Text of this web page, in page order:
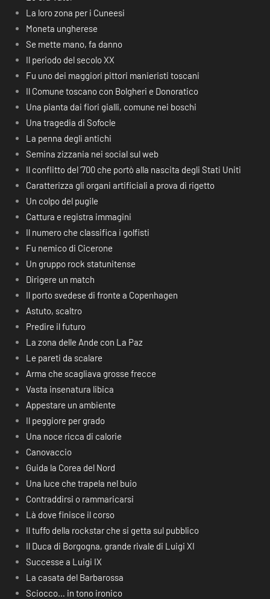
La loro zona per i Cuneesi
Moneta ungherese
Se mette mano, fa danno
Il periodo del secolo XX
Fu uno dei maggiori pittori manieristi toscani
Il Comune toscano con Bolgheri e Donoratico
Una pianta dai fiori gialli, comune nei boschi
Una tragedia di Sofocle
La penna degli antichi
Semina zizzania nei social sul web
Il conflitto del ‘700 che portò alla nascita degli Stati Uniti
Caratterizza gli organi artificiali a prova di rigetto
Un colpo del pugile
Cattura e registra immagini
Il numero che classifica i golfisti
Fu nemico di Cicerone
Un gruppo rock statunitense
Dirigere un match
Il porto svedese di fronte a Copenhagen
Astuto, scaltro
Predire il futuro
La zona delle Ande con La Paz
Le pareti da scalare
Arma che scagliava grosse frecce
Vasta insenatura libica
Appestare un ambiente
Il peggiore per grado
Una noce ricca di calorie
Canovaccio
Guida la Corea del Nord
Una luce che trapela nel buio
Contraddirsi o rammaricarsi
Là dove finisce il corso
Il tuffo della rockstar che si getta sul pubblico
Il Duca di Borgogna, grande rivale di Luigi XI
Successe a Luigi IX
La casata del Barbarossa
Sciocco… in tono ironico